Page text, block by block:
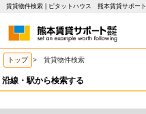
賃貸物件検索 | ピタットハウス 熊本賃貸サポート
トップ > 賃貸物件検索
沿線・駅から検索する